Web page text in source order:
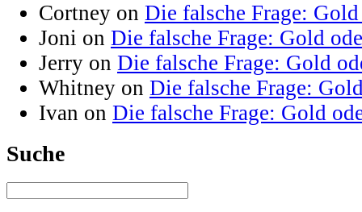
Cortney on Die falsche Frage:
Joni on Die falsche Frage: Gold
Jerry on Die falsche Frage: Gold
Whitney on Die falsche Frage:
Ivan on Die falsche Frage: Gold
Suche